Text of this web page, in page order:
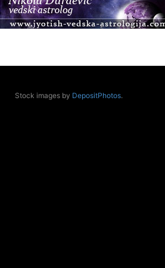
(Basic Pranic Healing course)
Pula
ZagrebStock images by DepositPhotos.